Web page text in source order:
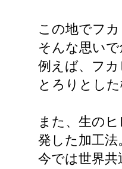
この地でフ
そんな思い
例えば、フカ
とろりとし
また、生の
発した加工法
今では世界共